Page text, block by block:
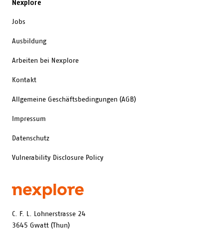
C. F. L. Lohnerstrasse 24
3645 Gwatt (Thun)
Nexplore
Jobs
Ausbildung
Arbeiten bei Nexplore
Kontakt
Allgemeine Geschäftsbedingungen (AGB)
Impressum
Datenschutz
Vulnerability Disclosure Policy